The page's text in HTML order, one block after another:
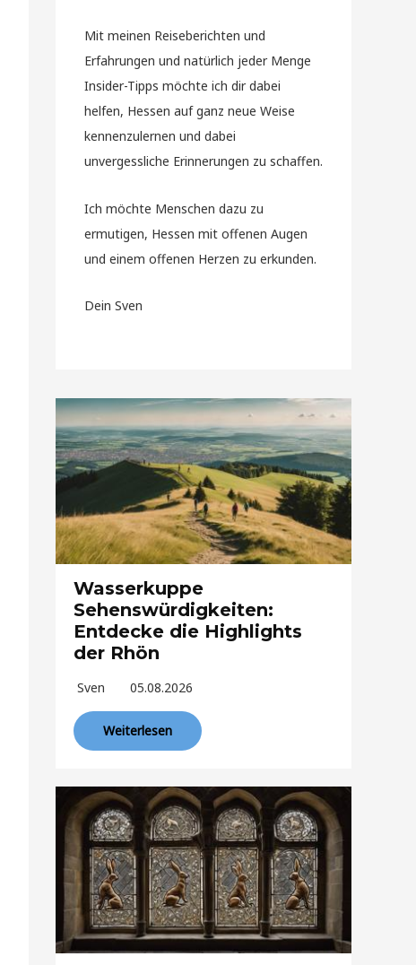
Mit meinen Reiseberichten und
Erfahrungen und natürlich jeder Menge
Insider-Tipps möchte ich dir dabei
helfen, Hessen auf ganz neue Weise
kennenzulernen und dabei
unvergessliche Erinnerungen zu schaffen.
Ich möchte Menschen dazu zu
ermutigen, Hessen mit offenen Augen
und einem offenen Herzen zu erkunden.
Dein Sven
Wasserkuppe
Sehenswürdigkeiten:
Entdecke die Highlights
der Rhön
Sven 05.08.2026
Weiterlesen